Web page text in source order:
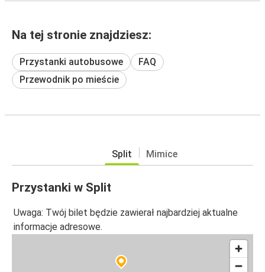
Na tej stronie znajdziesz:
Przystanki autobusowe
FAQ
Przewodnik po mieście
Split Mimice
Przystanki w Split
Uwaga: Twój bilet będzie zawierał najbardziej aktualne
informacje adresowe.